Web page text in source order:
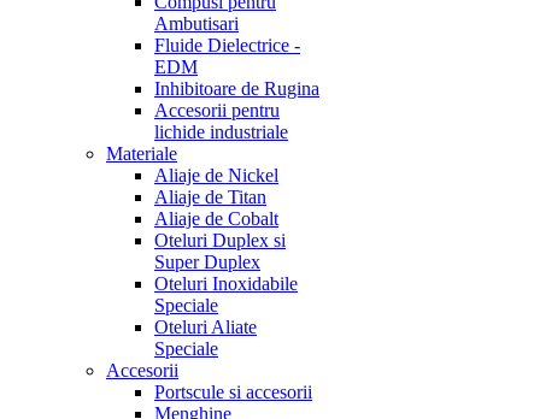
Ambutisari
Fluide Dielectrice -
EDM
Inhibitoare de Rugina
Accesorii pentru
lichide industriale
Materiale
Aliaje de Nickel
Aliaje de Titan
Aliaje de Cobalt
Oteluri Duplex si
Super Duplex
Oteluri Inoxidabile
Speciale
Oteluri Aliate
Speciale
Accesorii
Portscule si accesorii
Menghine